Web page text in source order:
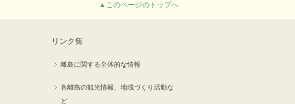
▲このページのトップへ
リンク集
離島に関する全体的な情報
各離島の観光情報、地域づくり活動な
ど